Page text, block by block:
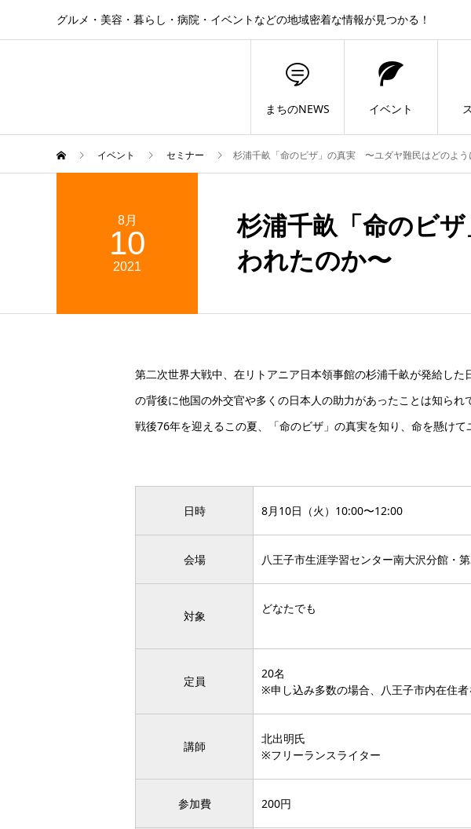
グルメ・美容・暮らし・病院・イベントなどの地域密着な情報が見つかる！
まちのNEWS イベント
イベント セミナー 杉浦千畝「命のビザ」の真実 〜ユダヤ難民はどのよう
8月
10
2021
杉浦千畝「命のビ
われたのか〜
第二次世界大戦中、在リトアニア日本領事館の杉浦千畝が発給し
の背後に他国の外交官や多くの日本人の助力があったことは知られ
戦後76年を迎えるこの夏、「命のビザ」の真実を知り、命を懸け
日時 8月10日（火）10:00〜12:00
会場 八王子市生涯学習センター南大沢分館・
対象
どなたでも
定員
20名
※申し込み多数の場合、八王子市内在住
講師
北出明氏
※フリーランスライター
参加費 200円